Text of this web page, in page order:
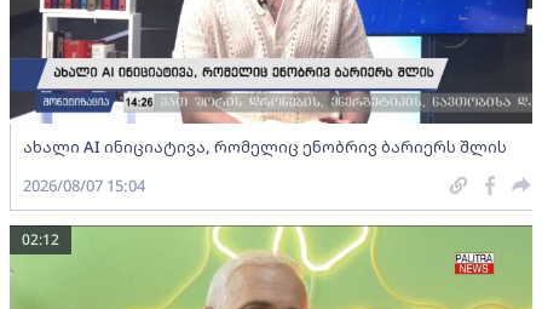
ახალი AI ინიციატივა, რომელიც ენობრივ ბარიერს შლის
2026/08/07 15:04
02:12